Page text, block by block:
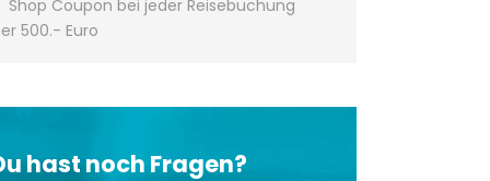
Shop Coupon bei jeder Reisebuchung
500.- Euro
hast noch Fragen?